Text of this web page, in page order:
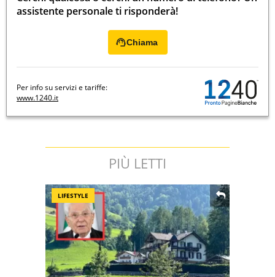
assistente personale ti risponderà!
Chiama
Per info su servizi e tariffe:
www.1240.it
PIÙ LETTI
LIFESTYLE